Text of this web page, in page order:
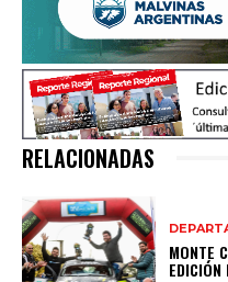
RELACIONADAS
MONTE